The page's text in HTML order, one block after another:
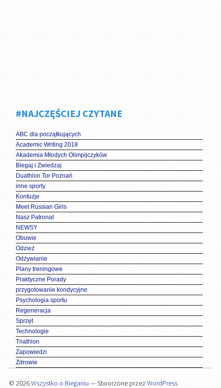
#NAJCZĘŚCIEJ CZYTANE
ABC dla początkujących
Academic Writing 2018
Akademia Młodych Olimpijczyków
Biegaj i Zwiedzaj
Duathlon Tor Poznań
inne sporty
Kontuzje
Meet Russian Girls
Nasz Patronat
NEWSY
Obuwie
Odzież
Odżywianie
Plany treningowe
Praktyczne Porady
przygotowanie kondycyjne
Psychologia sportu
Regeneracja
Sprzęt
Technologie
Triathlon
Zapowiedzi
Zdrowie
© 2026Wszystko o Bieganiu — Stworzone przez WordPress